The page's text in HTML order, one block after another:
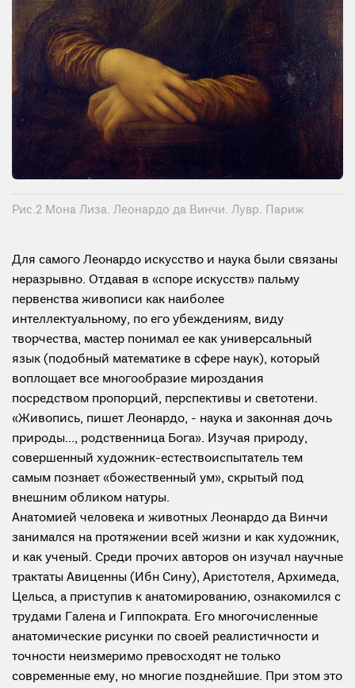
Рис.2 Мона Лиза. Леонардо да Винчи. Лувр. Париж
Для самого Леонардо искусство и наука были связаны
неразрывно. Отдавая в «споре искусств» пальму
первенства живописи как наиболее
интеллектуальному, по его убеждениям, виду
творчества, мастер понимал ее как универсальный
язык (подобный математике в сфере наук), который
воплощает все многообразие мироздания
посредством пропорций, перспективы и светотени.
«Живопись, пишет Леонардо, - наука и законная дочь
природы..., родственница Бога». Изучая природу,
совершенный художник-естествоиспытатель тем
самым познает «божественный ум», скрытый под
внешним обликом натуры.
Анатомией человека и животных Леонардо да Винчи
занимался на протяжении всей жизни и как художник,
и как ученый. Среди прочих авторов он изучал научные
трактаты Авиценны (Ибн Сину), Аристотеля, Архимеда,
Цельса, а приступив к анатомированию, ознакомился с
трудами Галена и Гиппократа. Его многочисленные
анатомические рисунки по своей реалистичности и
точности неизмеримо превосходят не только
современные ему, но многие позднейшие. При этом это